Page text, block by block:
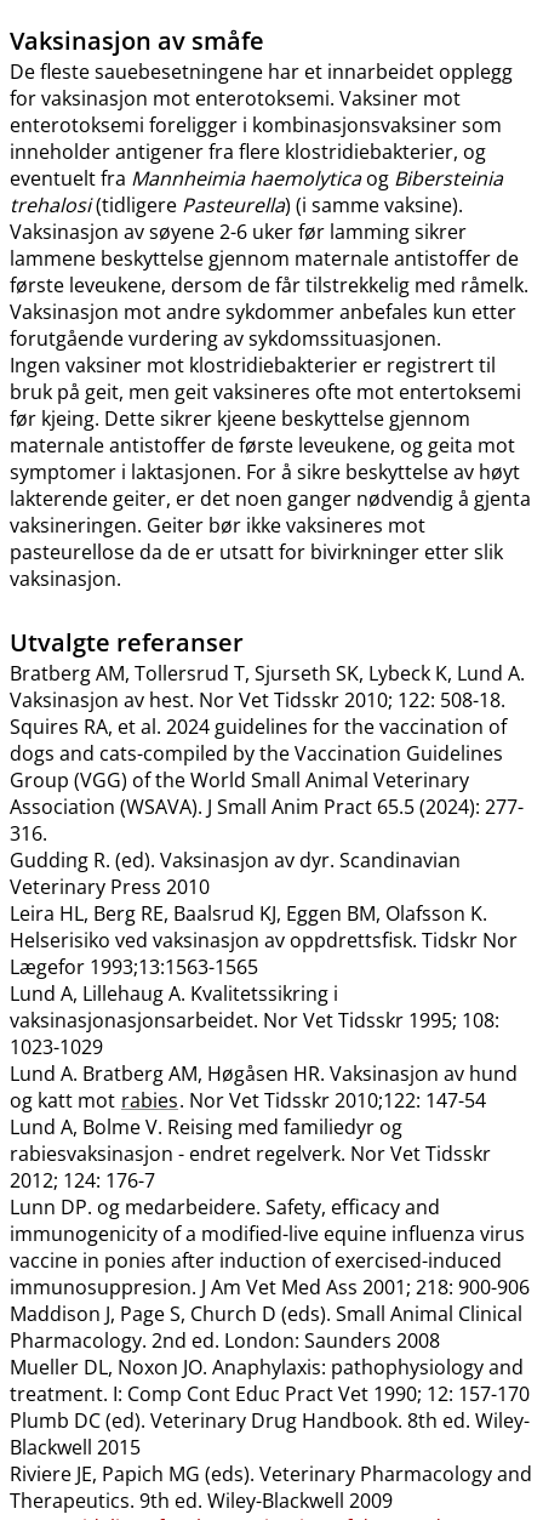
Vaksinasjon av småfe
De fleste sauebesetningene har et innarbeidet opplegg
for vaksinasjon mot enterotoksemi. Vaksiner mot
enterotoksemi foreligger i kombinasjonsvaksiner som
inneholder antigener fra flere klostridiebakterier, og
eventuelt fra Mannheimia haemolyticaog Bibersteinia
trehalosi(tidligere Pasteurella) (i samme vaksine).
Vaksinasjon av søyene 2-6 uker før lamming sikrer
lammene beskyttelse gjennom maternale antistoffer de
første leveukene, dersom de får tilstrekkelig med råmelk.
Vaksinasjon mot andre sykdommer anbefales kun etter
forutgående vurdering av sykdomssituasjonen.
Ingen vaksiner mot klostridiebakterier er registrert til
bruk på geit, men geit vaksineres ofte mot entertoksemi
før kjeing. Dette sikrer kjeene beskyttelse gjennom
maternale antistoffer de første leveukene, og geita mot
symptomer i laktasjonen. For å sikre beskyttelse av høyt
lakterende geiter, er det noen ganger nødvendig å gjenta
vaksineringen. Geiter bør ikke vaksineres mot
pasteurellose da de er utsatt for bivirkninger etter slik
vaksinasjon.
Utvalgte referanser
Bratberg AM, Tollersrud T, Sjurseth SK, Lybeck K, Lund A.
Vaksinasjon av hest. Nor Vet Tidsskr 2010; 122: 508-18.
Squires RA, et al. 2024 guidelines for the vaccination of
dogs and cats-compiled by the Vaccination Guidelines
Group (VGG) of the World Small Animal Veterinary
Association (WSAVA). J Small Anim Pract 65.5 (2024): 277-
316.
Gudding R. (ed). Vaksinasjon av dyr. Scandinavian
Veterinary Press 2010
Leira HL, Berg RE, Baalsrud KJ, Eggen BM, Olafsson K.
Helserisiko ved vaksinasjon av oppdrettsfisk. Tidskr Nor
Lægefor 1993;13:1563-1565
Lund A, Lillehaug A. Kvalitetssikring i
vaksinasjonasjonsarbeidet. Nor Vet Tidsskr 1995; 108:
1023-1029
Lund A. Bratberg AM, Høgåsen HR. Vaksinasjon av hund
og katt mot rabies. Nor Vet Tidsskr 2010;122: 147-54
Lund A, Bolme V. Reising med familiedyr og
rabiesvaksinasjon - endret regelverk. Nor Vet Tidsskr
2012; 124: 176-7
Lunn DP. og medarbeidere. Safety, efficacy and
immunogenicity of a modified-live equine influenza virus
vaccine in ponies after induction of exercised-induced
immunosuppresion. J Am Vet Med Ass 2001; 218: 900-906
Maddison J, Page S, Church D (eds). Small Animal Clinical
Pharmacology. 2nd ed. London: Saunders 2008
Mueller DL, Noxon JO. Anaphylaxis: pathophysiology and
treatment. I: Comp Cont Educ Pract Vet 1990; 12: 157-170
Plumb DC (ed). Veterinary Drug Handbook. 8th ed. Wiley-
Blackwell 2015
Riviere JE, Papich MG (eds). Veterinary Pharmacology and
Therapeutics. 9th ed. Wiley-Blackwell 2009